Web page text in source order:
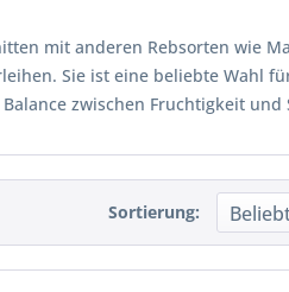
mit anderen Rebsorten wie
Sie ist eine beliebte Wahl
zwischen Fruchtigkeit und
Sortierung: